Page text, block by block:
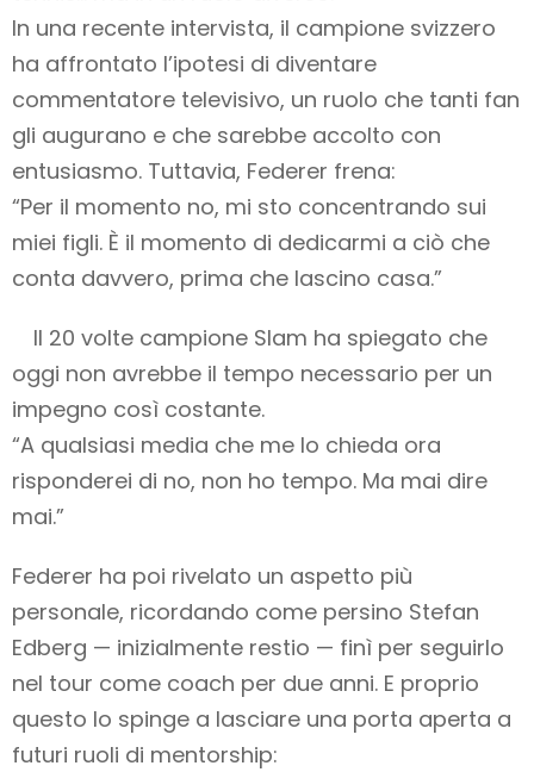
In una recente intervista, il campione svizzero
ha affrontato l’ipotesi di diventare
commentatore televisivo, un ruolo che tanti fan
gli augurano e che sarebbe accolto con
entusiasmo. Tuttavia, Federer frena:
“Per il momento no, mi sto concentrando sui
miei figli. È il momento di dedicarmi a ciò che
conta davvero, prima che lascino casa.”
Il 20 volte campione Slam ha spiegato che
oggi non avrebbe il tempo necessario per un
impegno così costante.
“A qualsiasi media che me lo chieda ora
risponderei di no, non ho tempo. Ma mai dire
mai.”
Federer ha poi rivelato un aspetto più
personale, ricordando come persino Stefan
Edberg — inizialmente restio — finì per seguirlo
nel tour come coach per due anni. E proprio
questo lo spinge a lasciare una porta aperta a
futuri ruoli di mentorship: